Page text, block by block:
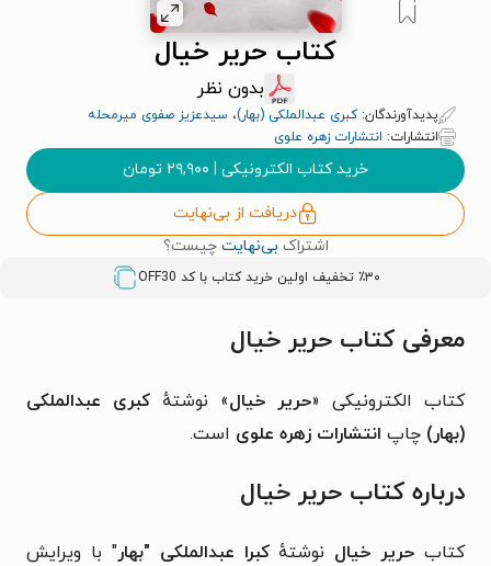
کتاب حریر خیال
بدون نظر
پدیدآورندگان:کبری عبدالملکی (بهار)، سیدعزیز صفوی میرمحله
انتشارات: انتشارات زهره علوی
خرید کتاب الکترونیکی | ۲۹,۹۰۰ تومان
دریافت از بی‌نهایت
اشتراک بی‌نهایت چیست؟
٪۳۰ تخفیف اولین خرید کتاب با کد OFF30
معرفی کتاب حریر خیال
کتاب الکترونیکی «حریر خیال» نوشتهٔ کبری عبدالملکی
(بهار) چاپ انتشارات زهره علوی است.
درباره کتاب حریر خیال
کتاب حریر خیال نوشتهٔکبرا عبدالملکی "بهار" با ویرایش